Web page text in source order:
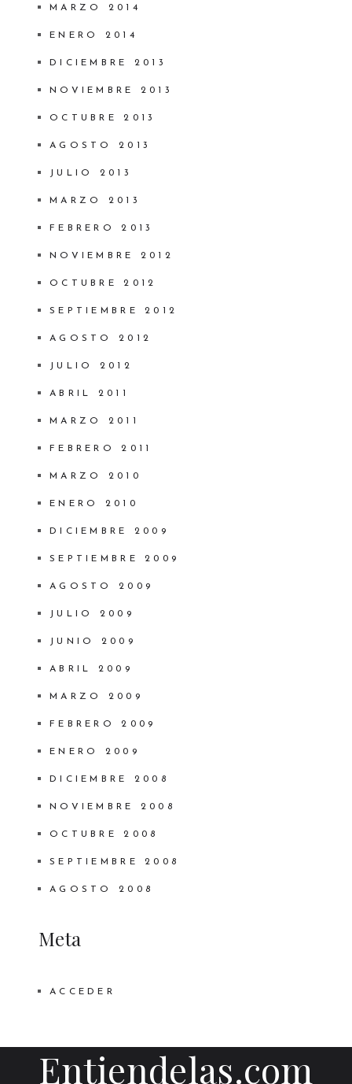
MARZO 2014
ENERO 2014
DICIEMBRE 2013
NOVIEMBRE 2013
OCTUBRE 2013
AGOSTO 2013
JULIO 2013
MARZO 2013
FEBRERO 2013
NOVIEMBRE 2012
OCTUBRE 2012
SEPTIEMBRE 2012
AGOSTO 2012
JULIO 2012
ABRIL 2011
MARZO 2011
FEBRERO 2011
MARZO 2010
ENERO 2010
DICIEMBRE 2009
SEPTIEMBRE 2009
AGOSTO 2009
JULIO 2009
JUNIO 2009
ABRIL 2009
MARZO 2009
FEBRERO 2009
ENERO 2009
DICIEMBRE 2008
NOVIEMBRE 2008
OCTUBRE 2008
SEPTIEMBRE 2008
AGOSTO 2008
Meta
ACCEDER
Entiendelas.com